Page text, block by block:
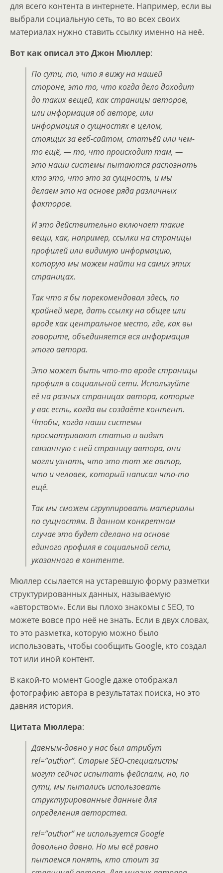
для всего контента в интернете. Например, если вы
выбрали социальную сеть, то во всех своих
материалах нужно ставить ссылку именно на неё.
Вот как описал это Джон Мюллер:
По сути, то, что я вижу на нашей
стороне, это то, что когда дело доходит
до таких вещей, как страницы авторов,
или информация об авторе, или
информация о сущностях в целом,
стоящих за веб-сайтом, статьёй или чем-
то ещё, — то, что происходит там, —
это наши системы пытаются распознать
кто это, что это за сущность, и мы
делаем это на основе ряда различных
факторов.
И это действительно включает такие
вещи, как, например, ссылки на страницы
профилей или видимую информацию,
которую мы можем найти на самих этих
страницах.
Так что я бы порекомендовал здесь, по
крайней мере, дать ссылку на общее или
вроде как центральное место, где, как вы
говорите, объединяется вся информация
этого автора.
Это может быть что-то вроде страницы
профиля в социальной сети. Используйте
её на разных страницах автора, которые
у вас есть, когда вы создаёте контент.
Чтобы, когда наши системы
просматривают статью и видят
связанную с ней страницу автора, они
могли узнать, что это тот же автор,
что и человек, который написал что-то
ещё.
Так мы сможем сгруппировать материалы
по сущностям. В данном конкретном
случае это будет сделано на основе
единого профиля в социальной сети,
указанного в контенте.
Мюллер ссылается на устаревшую форму разметки
структурированных данных, называемую
«авторством». Если вы плохо знакомы с SEO, то
можете вовсе про неё не знать. Если в двух словах,
то это разметка, которую можно было
использовать, чтобы сообщить Google, кто создал
тот или иной контент.
В какой-то момент Google даже отображал
фотографию автора в результатах поиска, но это
давняя история.
Цитата Мюллера:
Давным-давно у нас был атрибут
rel=”author”. Старые SEO-специалисты
могут сейчас испытать фейспалм, но, по
сути, мы пытались использовать
структурированные данные для
определения авторства.
rel=”author” не используется Google
довольно давно. Но мы всё равно
пытаемся понять, кто стоит за